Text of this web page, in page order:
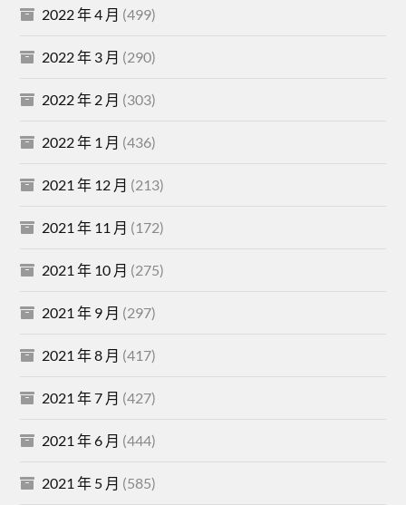
2022 年 4 月 (499)
2022 年 3 月 (290)
2022 年 2 月 (303)
2022 年 1 月 (436)
2021 年 12 月 (213)
2021 年 11 月 (172)
2021 年 10 月 (275)
2021 年 9 月 (297)
2021 年 8 月 (417)
2021 年 7 月 (427)
2021 年 6 月 (444)
2021 年 5 月 (585)